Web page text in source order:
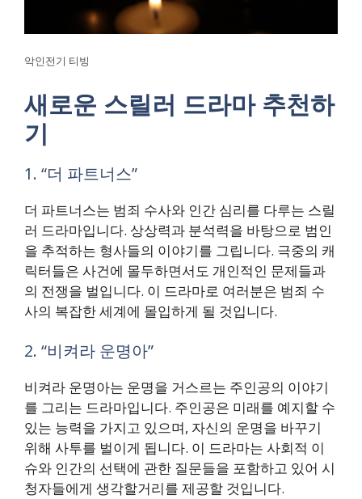
악인전기 티빙
새로운 스릴러 드라마 추천하
기
1. “더 파트너스”
더 파트너스는 범죄 수사와 인간 심리를 다루는 스릴
러 드라마입니다. 상상력과 분석력을 바탕으로 범인
을 추적하는 형사들의 이야기를 그립니다. 극중의 캐
릭터들은 사건에 몰두하면서도 개인적인 문제들과
의 전쟁을 벌입니다. 이 드라마로 여러분은 범죄 수
사의 복잡한 세계에 몰입하게 될 것입니다.
2. “비켜라 운명아”
비켜라 운명아는 운명을 거스르는 주인공의 이야기
를 그리는 드라마입니다. 주인공은 미래를 예지할 수
있는 능력을 가지고 있으며, 자신의 운명을 바꾸기
위해 사투를 벌이게 됩니다. 이 드라마는 사회적 이
슈와 인간의 선택에 관한 질문들을 포함하고 있어 시
청자들에게 생각할거리를 제공할 것입니다.